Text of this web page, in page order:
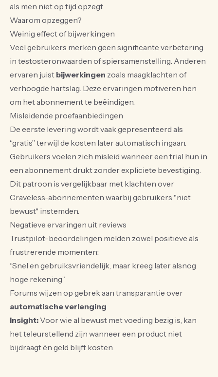
als men niet op tijd opzegt.
Waarom opzeggen?
Weinig effect of bijwerkingen
Veel gebruikers merken geen significante verbetering
in testosteronwaarden of spiersamenstelling. Anderen
ervaren juist bijwerkingen zoals maagklachten of
verhoogde hartslag. Deze ervaringen motiveren hen
om het abonnement te beëindigen.
Misleidende proefaanbiedingen
De eerste levering wordt vaak gepresenteerd als
“gratis” terwijl de kosten later automatisch ingaan.
Gebruikers voelen zich misleid wanneer een trial hun in
een abonnement drukt zonder expliciete bevestiging.
Dit patroon is vergelijkbaar met klachten over
Craveless-abonnementen waarbij gebruikers "niet
bewust" instemden.
Negatieve ervaringen uit reviews
Trustpilot-beoordelingen melden zowel positieve als
frustrerende momenten:
“Snel en gebruiksvriendelijk, maar kreeg later alsnog
hoge rekening”
Forums wijzen op gebrek aan transparantie over
automatische verlenging
Insight:Voor wie al bewust met voeding bezig is, kan
het teleurstellend zijn wanneer een product niet
bijdraagt én geld blijft kosten.